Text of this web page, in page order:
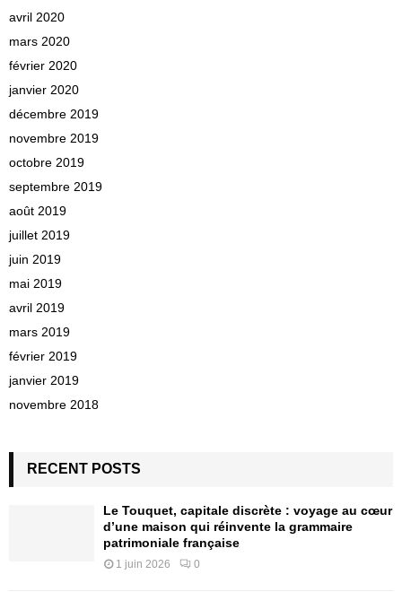
avril 2020
mars 2020
février 2020
janvier 2020
décembre 2019
novembre 2019
octobre 2019
septembre 2019
août 2019
juillet 2019
juin 2019
mai 2019
avril 2019
mars 2019
février 2019
janvier 2019
novembre 2018
RECENT POSTS
Le Touquet, capitale discrète : voyage au cœur
d’une maison qui réinvente la grammaire
patrimoniale française
1 juin 2026 0